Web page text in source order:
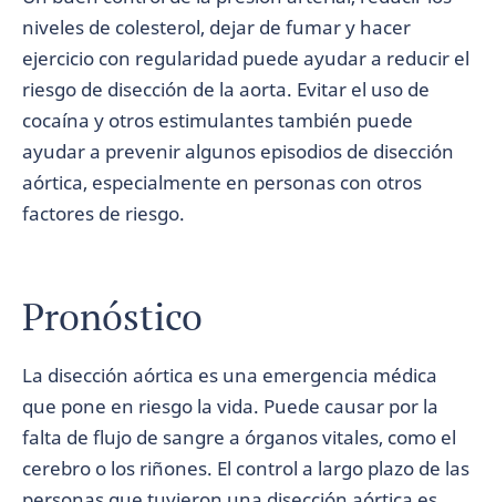
niveles de colesterol, dejar de fumar y hacer
ejercicio con regularidad puede ayudar a reducir el
riesgo de disección de la aorta. Evitar el uso de
cocaína y otros estimulantes también puede
ayudar a prevenir algunos episodios de disección
aórtica, especialmente en personas con otros
factores de riesgo.
Pronóstico
La disección aórtica es una emergencia médica
que pone en riesgo la vida. Puede causar por la
falta de flujo de sangre a órganos vitales, como el
cerebro o los riñones. El control a largo plazo de las